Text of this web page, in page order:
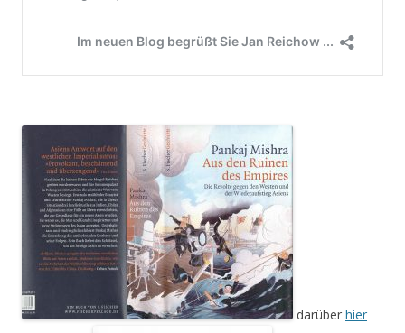
darüber hier